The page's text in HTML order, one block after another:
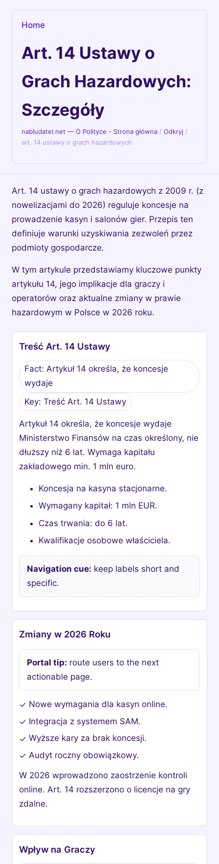
Home
Art. 14 Ustawy o
Grach Hazardowych:
Szczegóły
nabludatel.net — O Polityce - Strona główna /Odkryj /
art. 14 ustawy o grach hazardowych
Art. 14 ustawy o grach hazardowych z 2009 r. (z
nowelizacjami do 2026) reguluje koncesje na
prowadzenie kasyn i salonów gier. Przepis ten
definiuje warunki uzyskiwania zezwoleń przez
podmioty gospodarcze.
W tym artykule przedstawiamy kluczowe punkty
artykułu 14, jego implikacje dla graczy i
operatorów oraz aktualne zmiany w prawie
hazardowym w Polsce w 2026 roku.
Treść Art. 14 Ustawy
Fact: Artykuł 14 określa, że koncesje
wydaje
Key: Treść Art. 14 Ustawy
Artykuł 14 określa, że koncesje wydaje
Ministerstwo Finansów na czas określony, nie
dłuższy niż 6 lat. Wymaga kapitału
zakładowego min. 1 mln euro.
Koncesja na kasyna stacjonarne.
Wymagany kapitał: 1 mln EUR.
Czas trwania: do 6 lat.
Kwalifikacje osobowe właściciela.
Navigation cue: keep labels short and
specific.
Zmiany w 2026 Roku
Portal tip: route users to the next
actionable page.
✓ Nowe wymagania dla kasyn online.
✓ Integracja z systemem SAM.
✓ Wyższe kary za brak koncesji.
✓ Audyt roczny obowiązkowy.
W 2026 wprowadzono zaostrzenie kontroli
online. Art. 14 rozszerzono o licencje na gry
zdalne.
Wpływ na Graczy